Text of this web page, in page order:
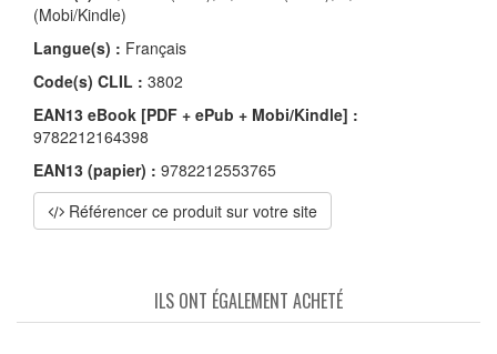
(Mobi/Kindle)
Langue(s) : Français
Code(s) CLIL : 3802
EAN13 eBook [PDF + ePub + Mobi/Kindle] :
9782212164398
EAN13 (papier) : 9782212553765
Référencer ce produit sur votre site
ILS ONT ÉGALEMENT ACHETÉ